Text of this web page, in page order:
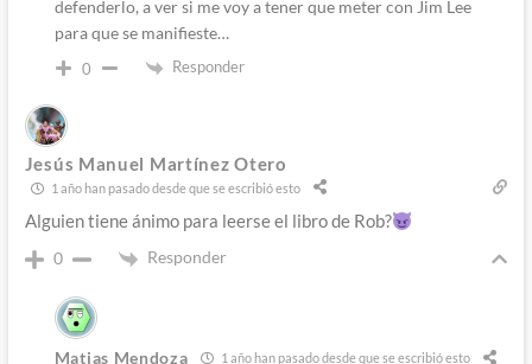
defenderlo, a ver si me voy a tener que meter con Jim Lee
para que se manifieste…
0 Responder
Jesús Manuel Martínez Otero
1 año han pasado desde que se escribió esto
Alguien tiene ánimo para leerse el libro de Rob?
0 Responder
Matias Mendoza 1 año han pasado desde que se escribió esto